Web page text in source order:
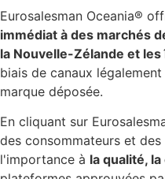
Eurosalesman Oceania®
immédiat à des marchés
la Nouvelle-Zélande et les
biais de canaux
marque déposée.
En cliquant sur
des consommateurs et
l'importance à la qualité,